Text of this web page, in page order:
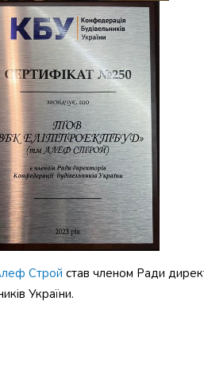
Строй став членом Ради
України.